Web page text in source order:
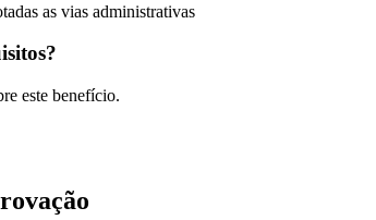
as vias administrativas
este benefício.